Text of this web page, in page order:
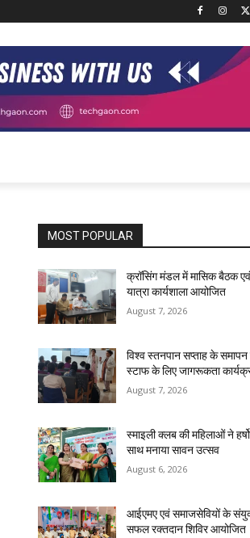
MOST POPULAR
क्रॉसिंग मंडल में मासिक बैठक एवं
यात्रा कार्यशाला आयोजित
August 7, 2026
विश्व स्तनपान सप्ताह के समापन
स्टाफ के लिए जागरूकता
August 7, 2026
स्माइली क्लब की महिलाओं ने
साथ मनाया सावन उत्सव
August 6, 2026
आईएमए एवं समाजसेवियों के
सफल रक्तदान शिविर आयोजित